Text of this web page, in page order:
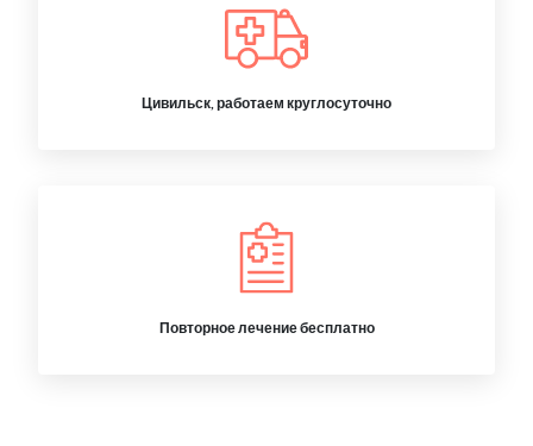
Цивильск, работаем круглосуточно
Повторное лечение бесплатно